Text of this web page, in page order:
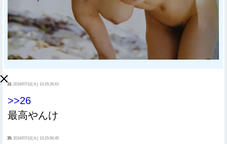
31: 2016/07/12(火) 13:15:26.61
>>26
最高やんけ
35: 2016/07/12(火) 13:15:56.45